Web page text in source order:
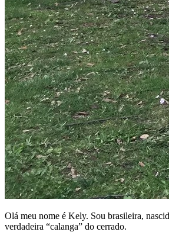
Olá meu nome é Kely. Sou brasileira,
verdadeira “calanga” do cerrado.